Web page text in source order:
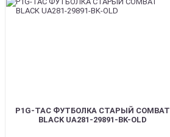
P1G-TAC ФУТБОЛКА СТАРЫЙ COMBAT
BLACK UA281-29891-BK-OLD